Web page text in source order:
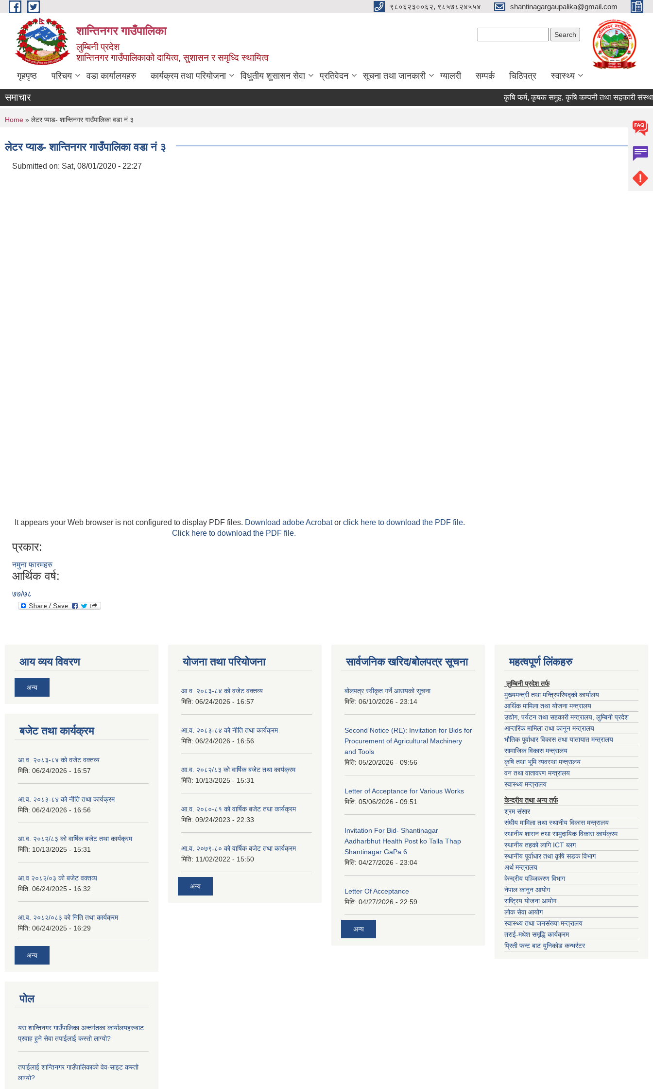
Skip to main content ९८०६२३००६२, ९८५७८२४५५४ shantinagargaupalika@gmail.com
शान्तिनगर गाउँपालिका
लुम्बिनी प्रदेश
शान्तिनगर गाउँपालिकाको दायित्व, सुशासन र समृध्दि स्थायित्व
गृहपृष्ठ परिचय वडा कार्यालयहरु कार्यक्रम तथा परियोजना विधुतीय शुसासन सेवा प्रतिवेदन सूचना तथा जानकारी ग्यालरी सम्पर्क चिठिपत्र स्वास्थ्य
समाचार कृषि फर्म, कृषक समुह, कृषि कम्पनी तथा सहकारी संस्था
You are here
Home » लेटर प्याड- शान्तिनगर गाउँपालिका वडा नं ३
लेटर प्याड- शान्तिनगर गाउँपालिका वडा नं ३
Submitted on: Sat, 08/01/2020 - 22:27
It appears your Web browser is not configured to display PDF files. Download adobe Acrobator click here to download the PDF file.
Click here to download the PDF file.
प्रकार:
नमुना फारमहरु
आर्थिक वर्ष:
७७/७८
आय व्यय विवरण
अन्य
बजेट तथा कार्यक्रम
आ.व. २०८३-८४ को वजेट वक्तव्य
मिति: 06/24/2026 - 16:57
आ.व. २०८३-८४ को नीति तथा कार्यक्रम
मिति: 06/24/2026 - 16:56
आ.व. २०८२/८३ को वार्षिक बजेट तथा कार्यक्रम
मिति: 10/13/2025 - 15:31
आ.व २०८२/०३ को बजेट वक्तव्य
मिति: 06/24/2025 - 16:32
आ.व. २०८२/०८३ को निति तथा कार्यक्रम
मिति: 06/24/2025 - 16:29
अन्य
पोल
यस शान्तिनगर गाउँपालिका अन्तर्गतका कार्यालयहरुबाट
प्रवाह हुने सेवा तपाईलाई कस्तो लाग्यो?
तपाईलाई शान्तिनगर गाउँपालिकाको वेव-साइट कस्तो
लाग्यो?
योजना तथा परियोजना
आ.व. २०८३-८४ को वजेट वक्तव्य
मिति: 06/24/2026 - 16:57
आ.व. २०८३-८४ को नीति तथा कार्यक्रम
मिति: 06/24/2026 - 16:56
आ.व. २०८२/८३ को वार्षिक बजेट तथा कार्यक्रम
मिति: 10/13/2025 - 15:31
आ.व. २०८०-८१ को वार्षिक बजेट तथा कार्यक्रम
मिति: 09/24/2023 - 22:33
आ.व. २०७९-८० को वार्षिक बजेट तथा कार्यक्रम
मिति: 11/02/2022 - 15:50
अन्य
सार्वजनिक खरिद/बोलपत्र सूचना
बोलपत्र स्वीकृत गर्ने आसयको सूचना
मिति: 06/10/2026 - 23:14
Second Notice (RE): Invitation for Bids for
Procurement of Agricultural Machinery
and Tools
मिति: 05/20/2026 - 09:56
Letter of Acceptance for Various Works
मिति: 05/06/2026 - 09:51
Invitation For Bid- Shantinagar
Aadharbhut Health Post ko Talla Thap
Shantinagar GaPa 6
मिति: 04/27/2026 - 23:04
Letter Of Acceptance
मिति: 04/27/2026 - 22:59
अन्य
महत्वपूर्ण लिंकहरु
लुम्बिनी प्रदेश तर्फ
मुख्यमन्त्री तथा मन्त्रिपरिषद्को कार्यालय
आर्थिक मामिला तथा योजना मन्त्रालय
उद्योग, पर्यटन तथा सहकारी मन्त्रालय, लुम्बिनी प्रदेश
आन्तरिक मामिला तथा कानून मन्त्रालय
भौतिक पूर्वाधार विकास तथा यातायात मन्त्रालय
सामाजिक विकास मन्त्रालय
कृषि तथा भूमि व्यवस्था मन्त्रालय
वन तथा वातावरण मन्त्रालय
स्वास्थ्य मन्त्रालय
केन्द्रीय तथा अन्य तर्फ
श्रम संसार
संघीय मामिला तथा स्थानीय विकास मन्त्रालय
स्थानीय शासन तथा सामुदायिक विकास कार्यक्रम
स्थानीय तहको लागि ICT ब्लग
स्थानीय पूर्वाधार तथा कृषि सडक विभाग
अर्थ मन्त्रालय
केन्द्रीय पञ्जिकरण विभाग
नेपाल कानुन आयोग
राष्ट्रिय योजना आयोग
लोक सेवा आयोग
स्वास्थ्य तथा जनसंख्या मन्त्रालय
तराई-मधेश समृद्धि कार्यक्रम
प्रिती फन्ट बाट युनिकोड कन्भर्रटर